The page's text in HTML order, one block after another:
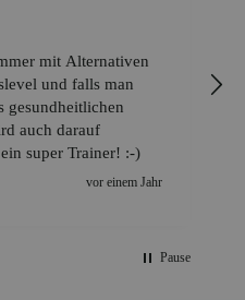
mit Alternativen
und falls man
gesundheitlichen
auch darauf
super Trainer! :-)
vor einem Jahr
Pause